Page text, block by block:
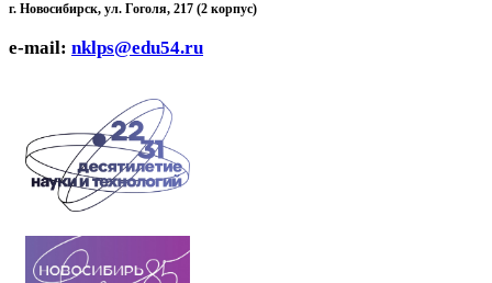
г. Новосибирск, ул. Гоголя, 217 (2 корпус)
e-mail: nklps@edu54.ru